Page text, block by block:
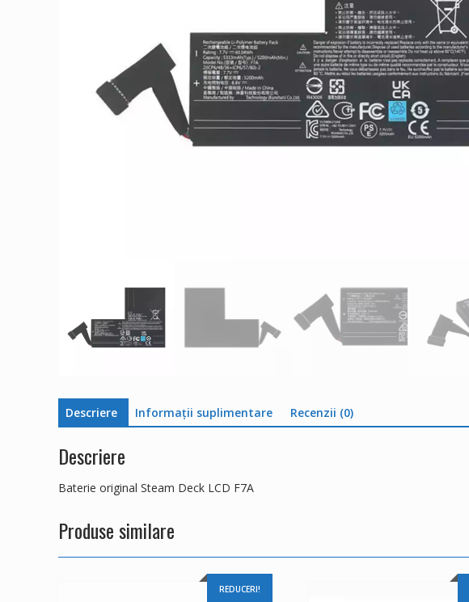
Descriere Informații suplimentare Recenzii (0)
Descriere
Baterie original Steam Deck LCD F7A
Produse similare
REDUCERI!